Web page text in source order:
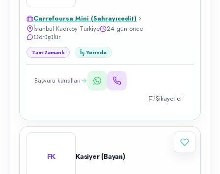
Carrefoursa Mini (Sahrayıcedit)
İstanbul Kadıköy Türkiye
24 gün önce
Görüşülür
Tam Zamanlı İş Yerinde
Başvuru kanalları
Şikayet et
FK Kasiyer (Bayan)